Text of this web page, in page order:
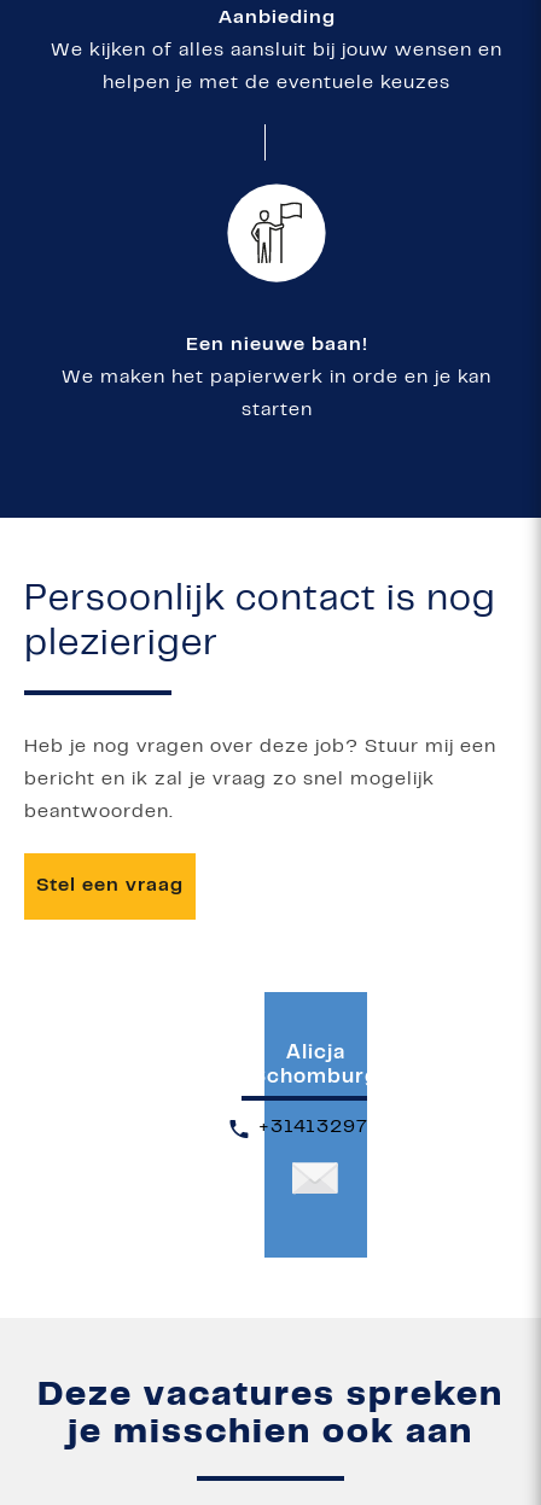
Aanbieding
We kijken of alles aansluit bij jouw wensen en
helpen je met de eventuele keuzes
Een nieuwe baan!
We maken het papierwerk in orde en je kan
starten
Persoonlijk contact is nog
plezieriger
Heb je nog vragen over deze job? Stuur mij een
bericht en ik zal je vraag zo snel mogelijk
beantwoorden.
Stel een vraag
Alicja
Schomburg
+31413297777
Deze vacatures spreken
je misschien ook aan